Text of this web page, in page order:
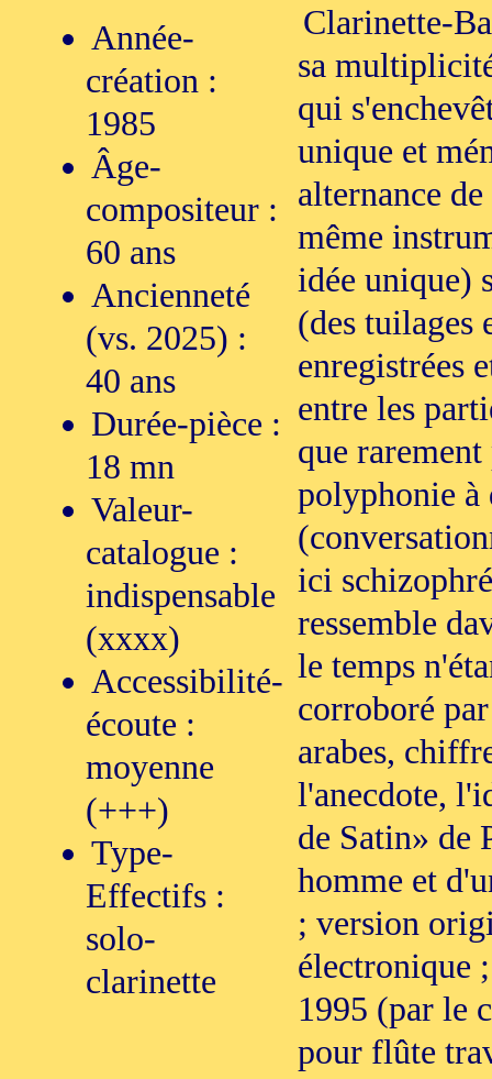
Année-
création :
1985
Âge-
compositeur :
60 ans
Ancienneté
(vs. 2025) :
40 ans
Durée-pièce :
18 mn
Valeur-
catalogue :
indispensable
(xxxx)
Accessibilité-
écoute :
moyenne
(+++)
Type-
Effectifs :
solo-
clarinette
Clarinette-
sa
qui
unique et
alternance
même
idée unique)
(des tuilages
enregistrées
entre les
que
polyphonie à
ici
ressemble
le temps
corroboré
arabes,
l'anecdote,
de Satin» de
homme et
; version
électronique
1995 (par le
pour flûte